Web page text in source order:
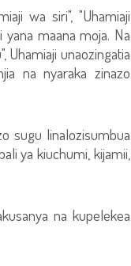
wa siri", "Uhamiaji
maana moja. Na
Uhamiaji unaozingatia
na nyaraka zinazo
sugu linalozisumbua
ya kiuchumi, kijamii,
na kupelekea